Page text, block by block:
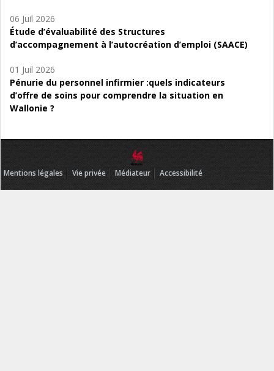
06 Juil 2026
Étude d’évaluabilité des Structures
d’accompagnement à l’autocréation d’emploi (SAACE)
01 Juil 2026
Pénurie du personnel infirmier :quels indicateurs
d’offre de soins pour comprendre la situation en
Wallonie ?
Mentions légales Vie privée Médiateur Accessibilité